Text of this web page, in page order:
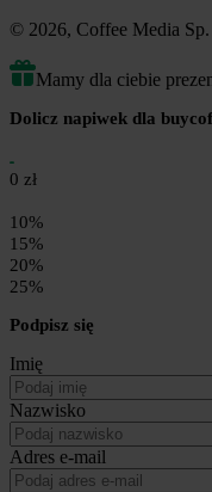
© 2026, Coffee Media Sp.
Mamy dla ciebie
Dolicz napiwek dla
0 zł
10%
15%
20%
25%
Podpisz się
Imię
Nazwisko
Adres e-mail